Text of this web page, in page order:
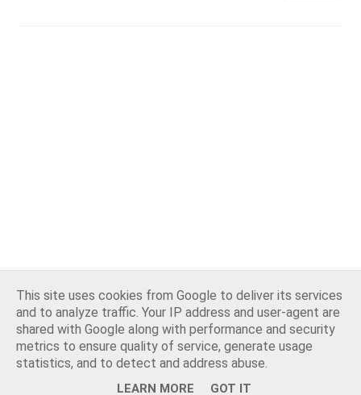
WebLove.PL . Wszelkie prawa zastrzeżone.
This site uses cookies from Google to deliver its services
and to analyze traffic. Your IP address and user-agent are
shared with Google along with performance and security
metrics to ensure quality of service, generate usage
statistics, and to detect and address abuse.
LEARN MORE GOT IT